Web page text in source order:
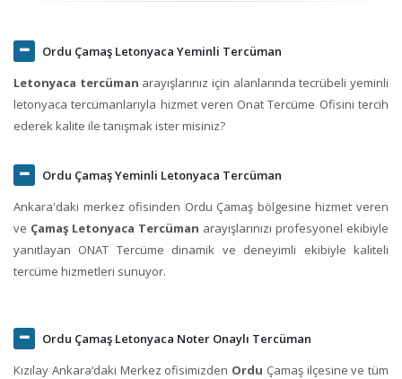
Ordu Çamaş Letonyaca Yeminli Tercüman
Letonyaca tercüman arayışlarınız için alanlarında tecrübeli yeminli
letonyaca tercümanlarıyla hizmet veren Onat Tercüme Ofisini tercih
ederek kalite ile tanışmak ister misiniz?
Ordu Çamaş Yeminli Letonyaca Tercüman
Ankara'daki merkez ofisinden Ordu Çamaş bölgesine hizmet veren
ve Çamaş Letonyaca Tercüman arayışlarınızı profesyonel ekibiyle
yanıtlayan ONAT Tercüme dinamik ve deneyimli ekibiyle kaliteli
tercüme hizmetleri sunuyor.
Ordu Çamaş Letonyaca Noter Onaylı Tercüman
Kızılay Ankara‘daki Merkez ofisimizden Ordu Çamaş ilçesine ve tüm